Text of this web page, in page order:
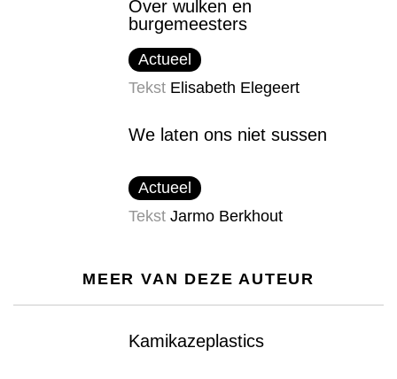
Over wulken en
burgemeesters
Actueel
Tekst Elisabeth Elegeert
We laten ons niet sussen
Actueel
Tekst Jarmo Berkhout
MEER VAN DEZE AUTEUR
Kamikazeplastics